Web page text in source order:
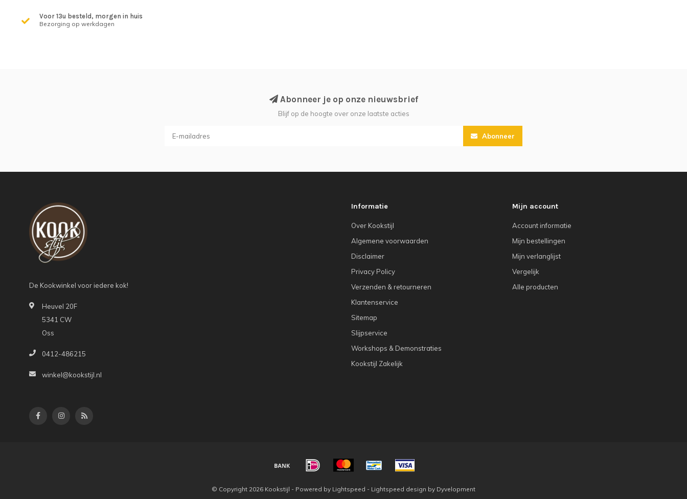
Voor 13u besteld, morgen in huis
Bezorging op werkdagen
Abonneer je op onze nieuwsbrief
Blijf op de hoogte over onze laatste acties
Abonneer
De Kookwinkel voor iedere kok!
Heuvel 20F
5341 CW
Oss
0412-486215
winkel@kookstijl.nl
Informatie
Over Kookstijl
Algemene voorwaarden
Disclaimer
Privacy Policy
Verzenden & retourneren
Klantenservice
Sitemap
Slijpservice
Workshops & Demonstraties
Kookstijl Zakelijk
Mijn account
Account informatie
Mijn bestellingen
Mijn verlanglijst
Vergelijk
Alle producten
© Copyright 2026 Kookstijl - Powered by Lightspeed - Lightspeed design by Dyvelopment